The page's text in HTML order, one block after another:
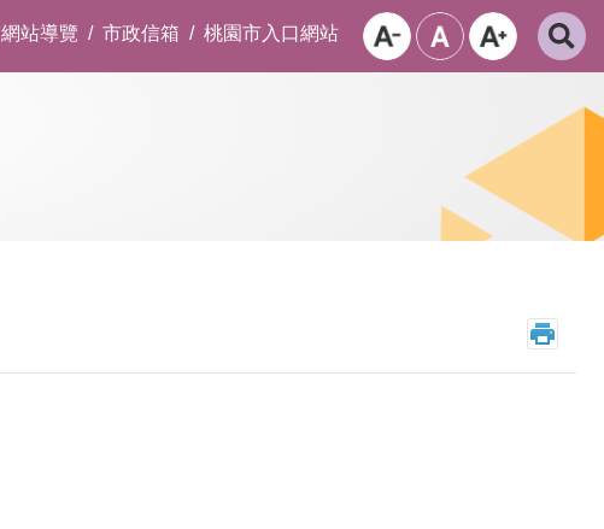
網站導覽 市政信箱 桃園市入口網站